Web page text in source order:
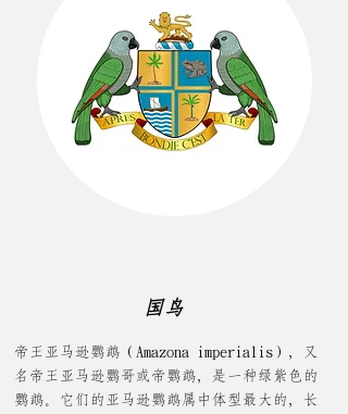
国鸟
帝王亚马逊鹦鹉（Amazona imperialis），又
名帝王亚马逊鹦哥或帝鹦鹉，是一种绿紫色的
鹦鹉。它们的亚马逊鹦鹉属中体型最大的，长